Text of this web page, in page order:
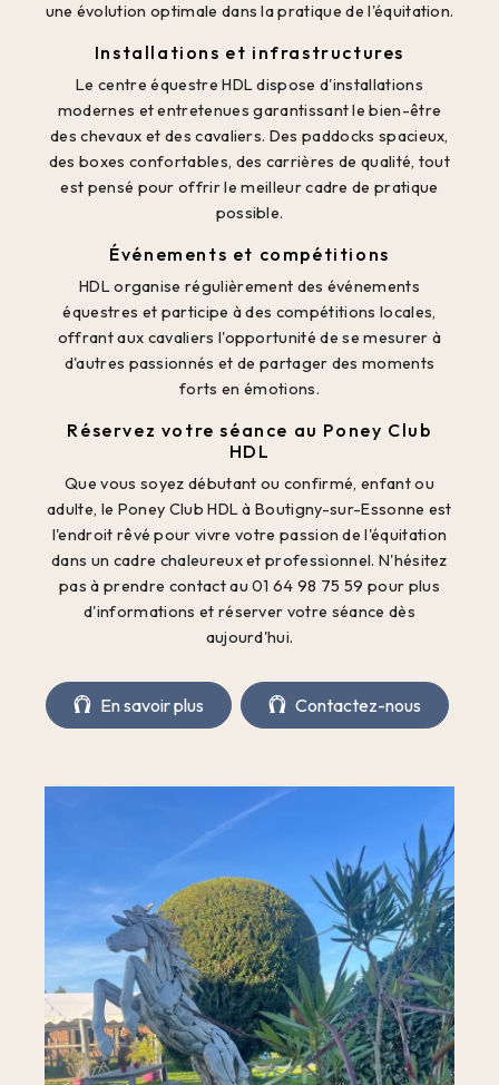
une évolution optimale dans la pratique de l'équitation.
Installations et infrastructures
Le centre équestre HDL dispose d'installations
modernes et entretenues garantissant le bien-être
des chevaux et des cavaliers. Des paddocks spacieux,
des boxes confortables, des carrières de qualité, tout
est pensé pour offrir le meilleur cadre de pratique
possible.
Événements et compétitions
HDL organise régulièrement des événements
équestres et participe à des compétitions locales,
offrant aux cavaliers l'opportunité de se mesurer à
d'autres passionnés et de partager des moments
forts en émotions.
Réservez votre séance au Poney Club
HDL
Que vous soyez débutant ou confirmé, enfant ou
adulte, le Poney Club HDL à Boutigny-sur-Essonne est
l'endroit rêvé pour vivre votre passion de l'équitation
dans un cadre chaleureux et professionnel. N'hésitez
pas à prendre contact au 01 64 98 75 59 pour plus
d'informations et réserver votre séance dès
aujourd'hui.
En savoir plus Contactez-nous